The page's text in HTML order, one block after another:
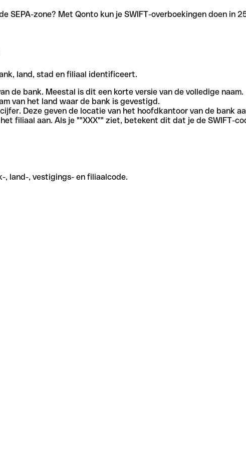
SEPA-zone? Met Qonto kun je SWIFT-overboekingen doen in
land, stad en filiaal identificeert.
de bank. Meestal is dit een korte versie van de volledige naam.
van het land waar de bank is gevestigd.
Deze geven de locatie van het hoofdkantoor van de bank
filiaal aan. Als je ""XXX"" ziet, betekent dit dat je de SWIFT-
, land-, vestigings- en filiaalcode.